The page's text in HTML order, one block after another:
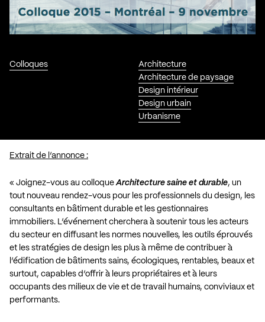
Colloques
Architecture
Architecture de paysage
Design intérieur
Design urbain
Urbanisme
Extrait de l’annonce :
« Joignez-vous au colloque Architecture saine et durable, un
tout nouveau rendez-vous pour les professionnels du design, les
consultants en bâtiment durable et les gestionnaires
immobiliers. L’événement cherchera à soutenir tous les acteurs
du secteur en diffusant les normes nouvelles, les outils éprouvés
et les stratégies de design les plus à même de contribuer à
l’édification de bâtiments sains, écologiques, rentables, beaux et
surtout, capables d’offrir à leurs propriétaires et à leurs
occupants des milieux de vie et de travail humains, conviviaux et
performants.